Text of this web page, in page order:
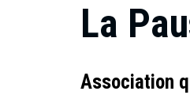
La
Association